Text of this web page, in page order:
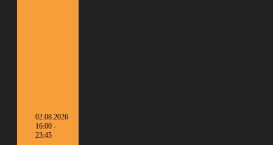
02.08.2026
16:00 -
23:45